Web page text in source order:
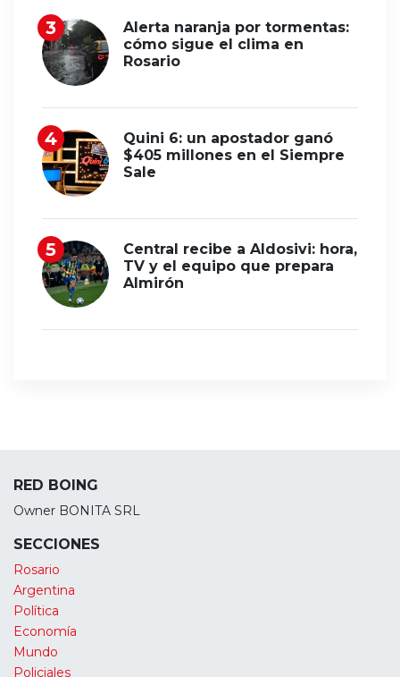
Alerta naranja por tormentas:
cómo sigue el clima en
Rosario
Quini 6: un apostador ganó
$405 millones en el Siempre
Sale
Central recibe a Aldosivi: hora,
TV y el equipo que prepara
Almirón
RED BOING
Owner BONITA SRL
SECCIONES
Rosario
Argentina
Política
Economía
Mundo
Policiales